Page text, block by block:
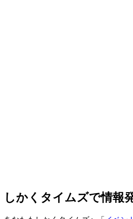
しかくタイムズで情報